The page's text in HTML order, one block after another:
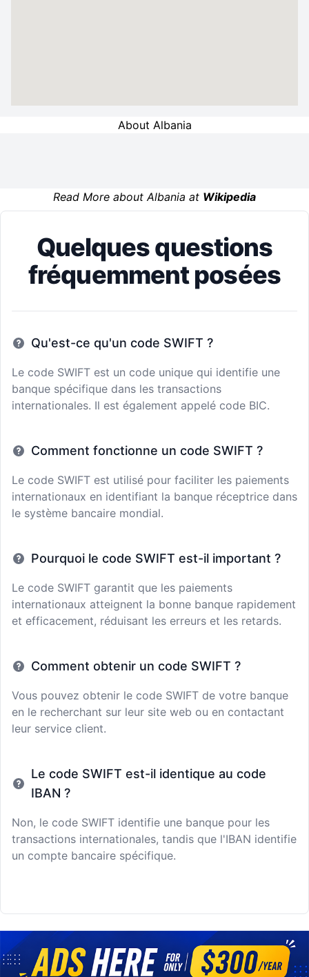
About Albania
Read More about Albania at Wikipedia
Quelques questions
fréquemment posées
Qu'est-ce qu'un code SWIFT ?
Le code SWIFT est un code unique qui identifie une
banque spécifique dans les transactions
internationales. Il est également appelé code BIC.
Comment fonctionne un code SWIFT ?
Le code SWIFT est utilisé pour faciliter les paiements
internationaux en identifiant la banque réceptrice dans
le système bancaire mondial.
Pourquoi le code SWIFT est-il important ?
Le code SWIFT garantit que les paiements
internationaux atteignent la bonne banque rapidement
et efficacement, réduisant les erreurs et les retards.
Comment obtenir un code SWIFT ?
Vous pouvez obtenir le code SWIFT de votre banque
en le recherchant sur leur site web ou en contactant
leur service client.
Le code SWIFT est-il identique au code
IBAN ?
Non, le code SWIFT identifie une banque pour les
transactions internationales, tandis que l'IBAN identifie
un compte bancaire spécifique.